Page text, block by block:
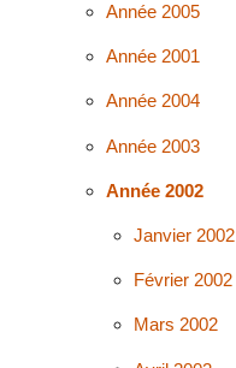
Année 2005
Année 2001
Année 2004
Année 2003
Année 2002
Janvier 2002
Février 2002
Mars 2002